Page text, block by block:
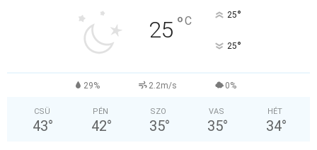
25 °C 25°
25°
29% 2.2m/s 0%
CSÜ
43°
PÉN
42°
SZO
35°
VAS
35°
HÉT
34°